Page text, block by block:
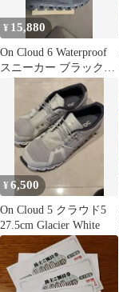
¥ 15,880
On Cloud 6 Waterproof
スニーカー ブラック
26.5CM
¥6,500
On Cloud 5 クラウド5
27.5cm Glacier White